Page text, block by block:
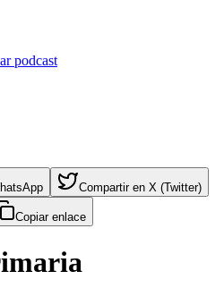
podcast
Compartir en X (Twitter)
Copiar enlace